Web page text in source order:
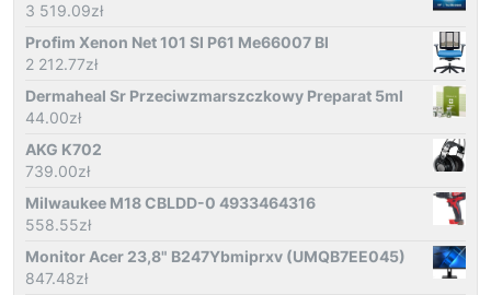
3 519.09zł
Profim Xenon Net 101 Sl P61 Me66007 Bl
2 212.77zł
Dermaheal Sr Przeciwzmarszczkowy Preparat 5ml
44.00zł
AKG K702
739.00zł
Milwaukee M18 CBLDD-0 4933464316
558.55zł
Monitor Acer 23,8" B247Ybmiprxv (UMQB7EE045)
847.48zł